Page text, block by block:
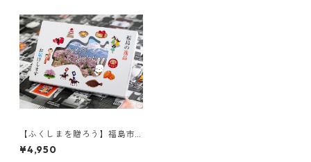
【ふくしまを贈ろう】福島市
応援ギフト
¥4,950